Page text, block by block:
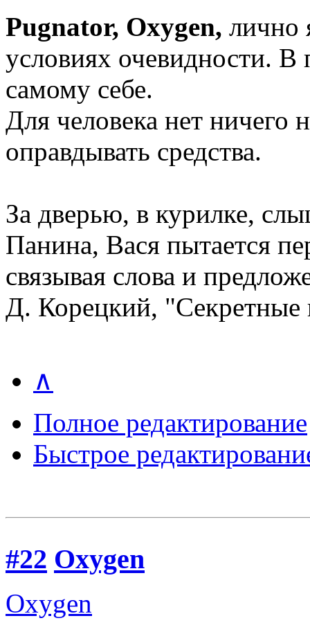
Pugnator, Oxygen, лично
условиях очевидности.
самому себе.
Для человека нет ничего
оправдывать средства.
За дверью, в курилке,
Панина, Вася пытается
связывая слова и
Д. Корецкий, "Секретные
∧
Полное редактирование
Быстрое
#22 Oxygen
Oxygen